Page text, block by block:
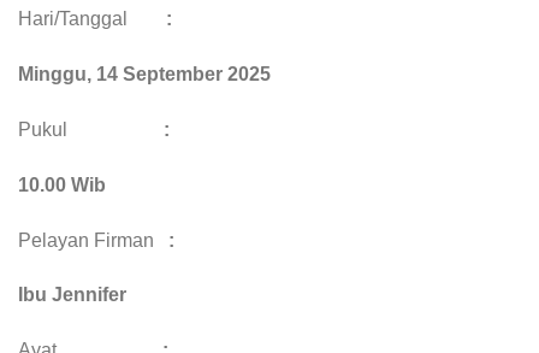
Hari/Tanggal :
Minggu, 14 September 2025
Pukul :
10.00 Wib
Pelayan Firman :
Ibu Jennifer